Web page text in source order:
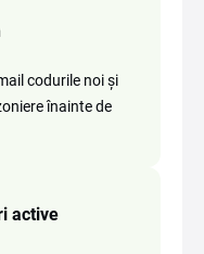
codurile noi și
înainte de
active